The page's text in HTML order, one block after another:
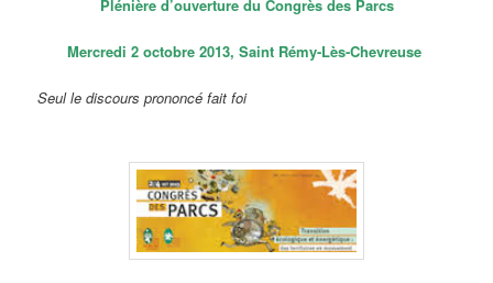
Plénière d’ouverture du Congrès des Parcs
Mercredi 2 octobre 2013, Saint Rémy-Lès-Chevreuse
Seul le discours prononcé fait foi